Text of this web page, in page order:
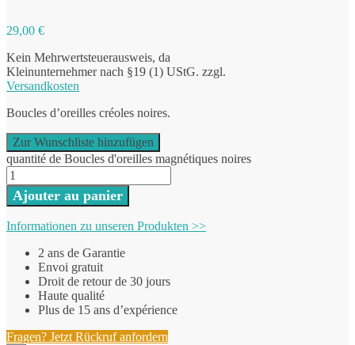
29,00 €
Kein Mehrwertsteuerausweis, da
Kleinunternehmer nach §19 (1) UStG. zzgl.
Versandkosten
Boucles d’oreilles créoles noires.
Zur Wunschliste hinzufügen
quantité de Boucles d'oreilles magnétiques noires
Ajouter au panier
Informationen zu unseren Produkten >>
2 ans de Garantie
Envoi gratuit
Droit de retour de 30 jours
Haute qualité
Plus de 15 ans d’expérience
Fragen? Jetzt Rückruf anfordern